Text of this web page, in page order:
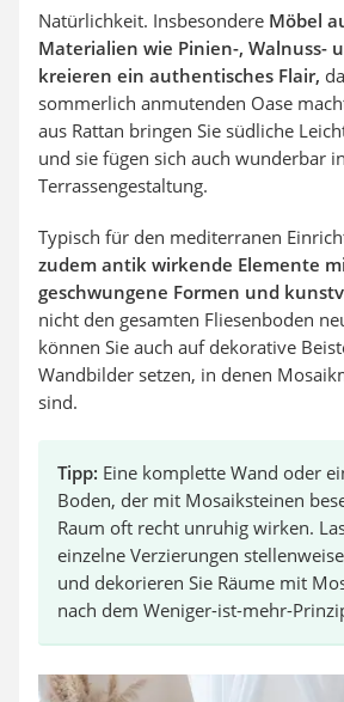
Natürlichkeit. Insbesondere Möbel
Materialien wie Pinien-, Walnuss-
kreieren ein authentisches Flair,
sommerlich anmutenden Oase
aus Rattan bringen Sie südliche
und sie fügen sich auch wunderbar
Terrassengestaltung.
Typisch für den mediterranen
zudem antik wirkende Elemente
geschwungene Formen und
nicht den gesamten Fliesenboden
können Sie auch auf dekorative
Wandbilder setzen, in denen
sind.
Tipp: Eine komplette Wand oder
Boden, der mit Mosaiksteinen
Raum oft recht unruhig wirken.
einzelne Verzierungen
und dekorieren Sie Räume mit
nach dem Weniger-ist-mehr-